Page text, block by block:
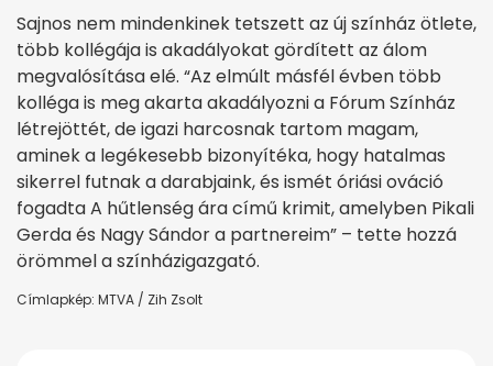
Sajnos nem mindenkinek tetszett az új színház ötlete,
több kollégája is akadályokat gördített az álom
megvalósítása elé. “Az elmúlt másfél évben több
kolléga is meg akarta akadályozni a Fórum Színház
létrejöttét, de igazi harcosnak tartom magam,
aminek a legékesebb bizonyítéka, hogy hatalmas
sikerrel futnak a darabjaink, és ismét óriási ováció
fogadta A hűtlenség ára című krimit, amelyben Pikali
Gerda és Nagy Sándor a partnereim” – tette hozzá
örömmel a színházigazgató.
Címlapkép: MTVA / Zih Zsolt